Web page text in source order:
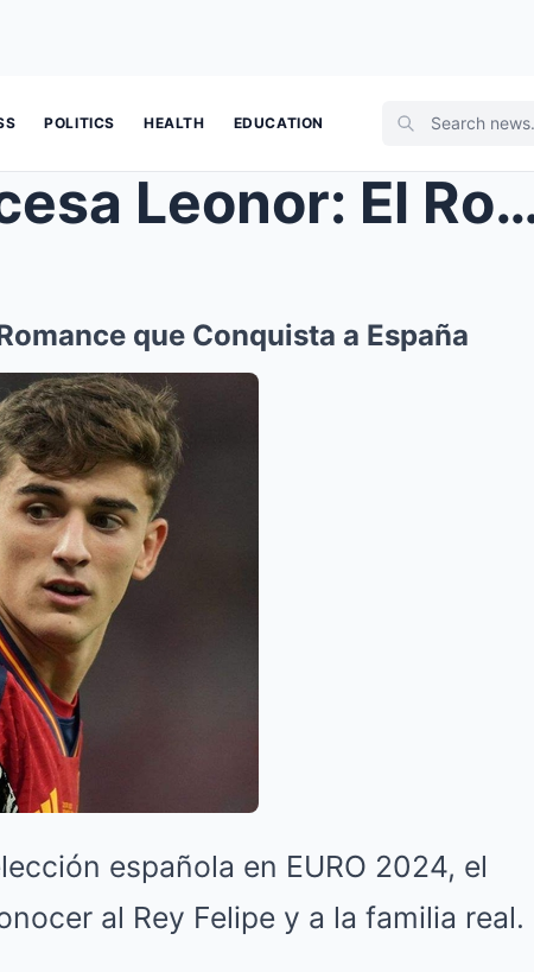
POLITICS HEALTH EDUCATION
El Romance que Conqui...
que Conquista a España
española en EURO 2024, el
al Rey Felipe y a la familia real.